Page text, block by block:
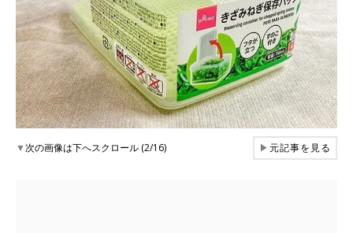
▼次の画像は下へスクロール (2/16) ▶元記事を見る